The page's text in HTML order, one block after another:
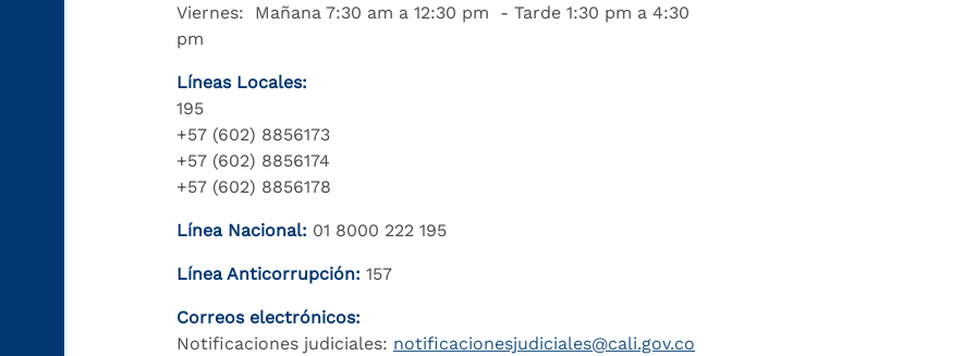
Viernes: Mañana 7:30 am a 12:30 pm - Tarde 1:30 pm a 4:30
pm
Líneas Locales:
195
+57 (602) 8856173
+57 (602) 8856174
+57 (602) 8856178
Línea Nacional: 01 8000 222 195
Línea Anticorrupción: 157
Correos electrónicos:
Notificaciones judiciales: notificacionesjudiciales@cali.gov.co